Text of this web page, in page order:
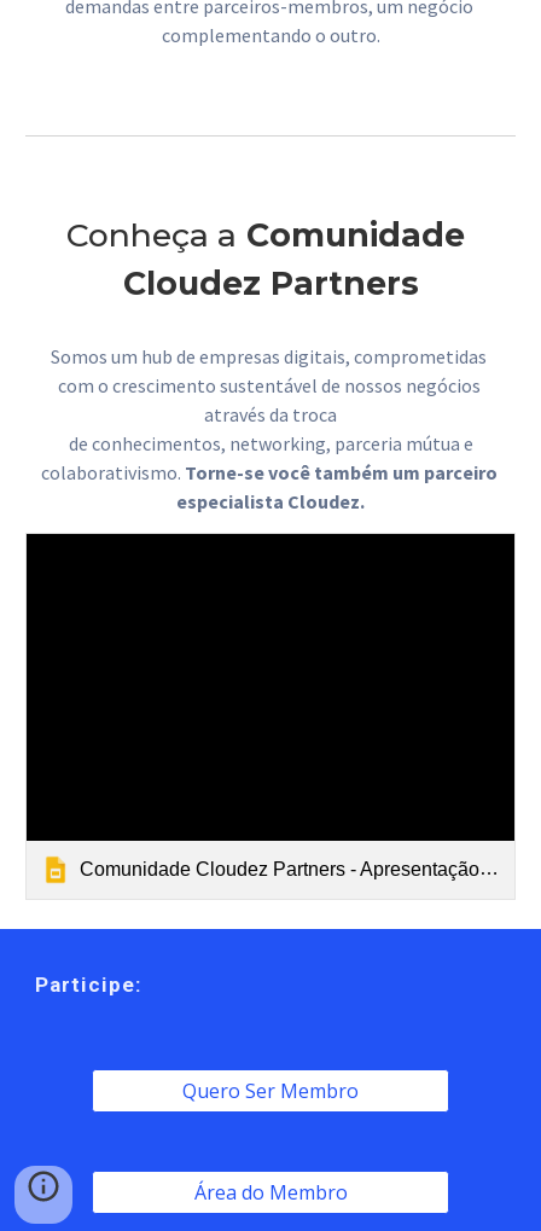
demandas entre parceiros-membros, um negócio
complementando o outro.
Conheça a Comunidade
Cloudez Partners
Somos um hub de empresas digitais, comprometidas
com o crescimento sustentável de nossos negócios
através da troca
colaborativismo. Torne-se você também um parceiro
especialista Cloudez.
Comunidade Cloudez Partners - Apresentação Canvas
Participe:
Quero Ser Membro
Área do Membro